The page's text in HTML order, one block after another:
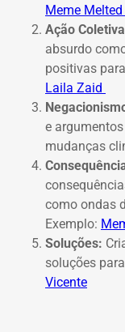
Meme
Ação
absurdo
positivas
Laila Zaid
e
mudanças
como ondas
Exemplo:
Soluções:
soluções
Vicente